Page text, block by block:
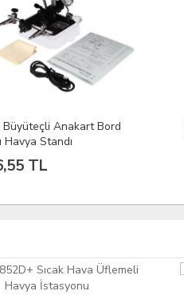
Büyüteçli Anakart Bord
Havya Standı
TL